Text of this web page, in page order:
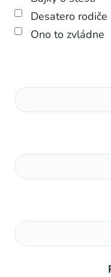
Desatero rodiče
Ono to zvládne